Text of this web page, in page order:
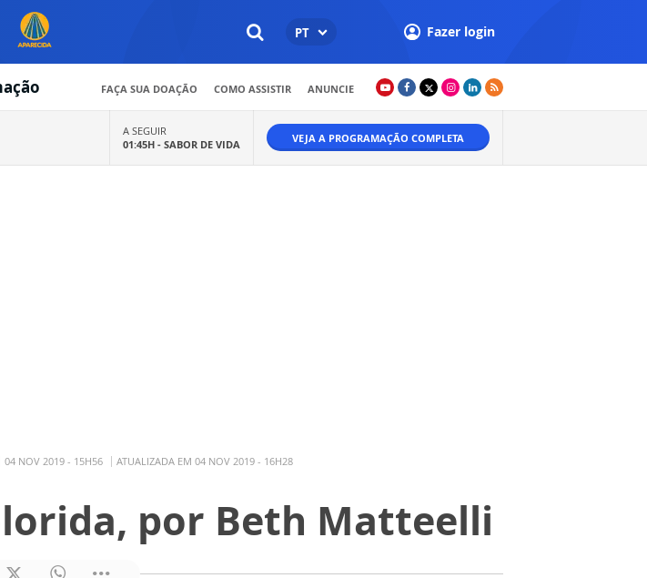
PT Fazer login
FAÇA SUA DOAÇÃO COMO ASSISTIR ANUNCIE
A SEGUIR
01:45H - SABOR DE VIDA VEJA A PROGRAMAÇÃO COMPLETA
04 NOV 2019 - 15H56 ATUALIZADA EM 04 NOV 2019 - 16H28
por Beth Matteelli